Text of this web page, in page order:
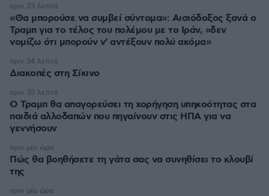
«Θα μπορούσε να συμβεί σύντομα»: Αισιόδοξος ξανά ο
Τραμπ για το τέλος του πολέμου με το Ιράν, «δεν
νομίζω ότι μπορούν ν' αντέξουν πολύ ακόμα»
πριν 23 λεπτά
Διακοπές στη Σίκινο
πριν 34 λεπτά
Ο Τραμπ θα απαγορεύσει τη χορήγηση υπηκοότητας στα
παιδιά αλλοδαπών που πηγαίνουν στις ΗΠΑ για να
γεννήσουν
πριν 35 λεπτά
Πώς θα βοηθήσετε τη γάτα σας να συνηθίσει το κλουβί
της
πριν μία ώρα
πριν μία ώρα